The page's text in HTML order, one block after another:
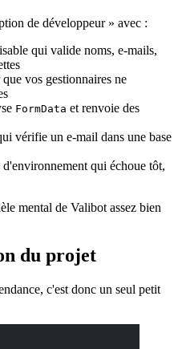
de développeur » avec :
qui valide noms, e-mails,
vos gestionnaires ne
FormData et renvoie des
vérifie un e-mail dans une base
qui échoue tôt,
mental de Valibot assez bien
du projet
c'est donc un seul petit